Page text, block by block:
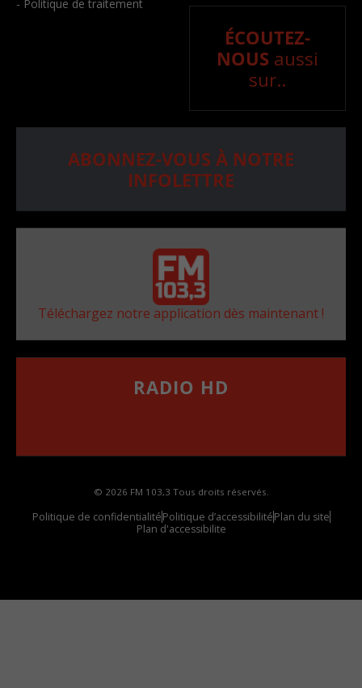
- Politique de traitement
ÉCOUTEZ-
NOUS aussi
sur..
ABONNEZ-VOUS À NOTRE
INFOLETTRE
Téléchargez notre application dès maintenant !
RADIO HD
© 2026 FM 103,3 Tous droits réservés.
Politique de confidentialitéPolitique d’accessibilitéPlan du site
Plan d'accessibilite